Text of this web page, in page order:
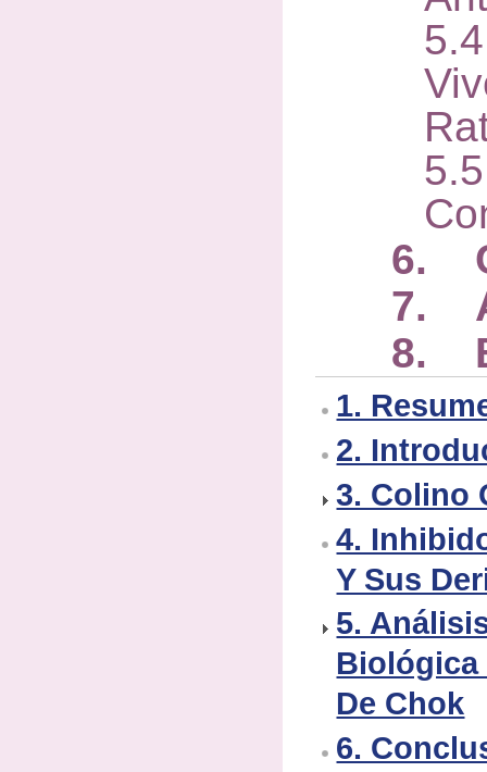
6.
7.
8.
1.
2.
3. Colino
4.
Y Sus
5.
Biológica
De Chok
6.